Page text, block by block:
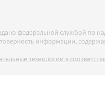
федеральной службой по
информации,
технологии в